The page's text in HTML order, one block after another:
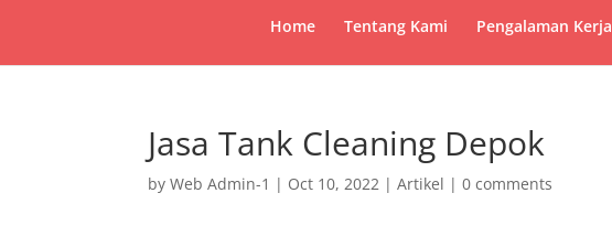
Home Tentang Kami Pengalaman Kerja
Jasa Tank Cleaning Depok
byWeb Admin-1 | Oct 10, 2022 |Artikel |0 comments